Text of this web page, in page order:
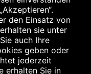
der Hersteller. Der
Preis für rezeptfreie
verbindlichen
Fällen (z.B. bei Kindern
Krankenversicherung
im Falle einer
vor Abzug eines
den Einsatz von
sie unter
auch Ihre
geben oder
jederzeit
erhalten Sie in